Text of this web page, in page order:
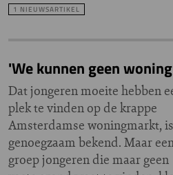
1 NIEUWSARTIKEL
'We kunnen geen
Dat jongeren moeite hebben
plek te vinden op de krappe
Amsterdamse woningmarkt, is
genoegzaam bekend. Maar
groep jongeren die maar geen